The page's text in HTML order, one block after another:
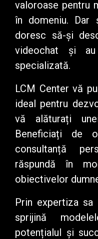
valoroase pentru
în domeniu. Dar
doresc să-și
videochat și
specializată.
LCM Center vă
ideal pentru
vă alăturați
Beneficiați de
consultanță
răspundă în
obiectivelor
Prin expertiza sa
sprijină
potențialul și